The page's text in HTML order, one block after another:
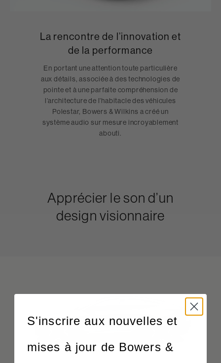
La rencontre de l’innovation et
de la performance
En portant une attention toute particulière
aux détails, associée à des technologies de
pointe et à une parfaite compréhension de
l’architecture de l’habitacle des véhicules
Polestar, Bowers & Wilkins a créé un
système audio sur mesure incroyablement
abouti.
Apprécier le son d’un
design visionnaire
S'inscrire aux nouvelles et
mises à jour de Bowers &